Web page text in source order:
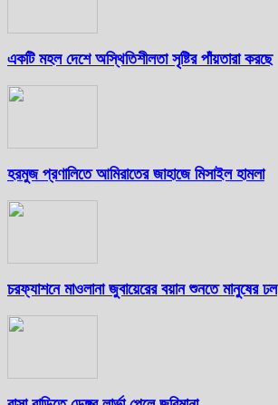
একটি মহল দেশে অস্থিতিশীলতা সৃষ্টির পাঁয়তারা করছে
হরমুজ প্রণালিতে আমিরাতের জাহাজে মিসাইল হামলা
চরফ্যাশনে মাওলানা জুবায়েরের বয়ান শুনতে মানুষের ঢল